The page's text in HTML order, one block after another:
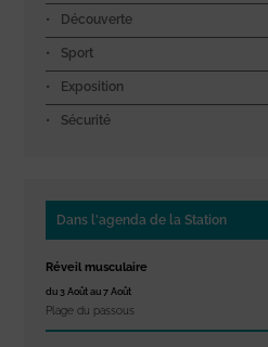
Découverte
Sport
Exposition
Sécurité
Dans l'agenda de la Station
Réveil musculaire
du 3 Août au 7 Août
Plage du passous